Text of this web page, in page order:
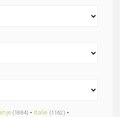
(1884) • Italië (1162) •